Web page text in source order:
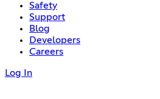
Safety
Support
Blog
Developers
Careers
Log In